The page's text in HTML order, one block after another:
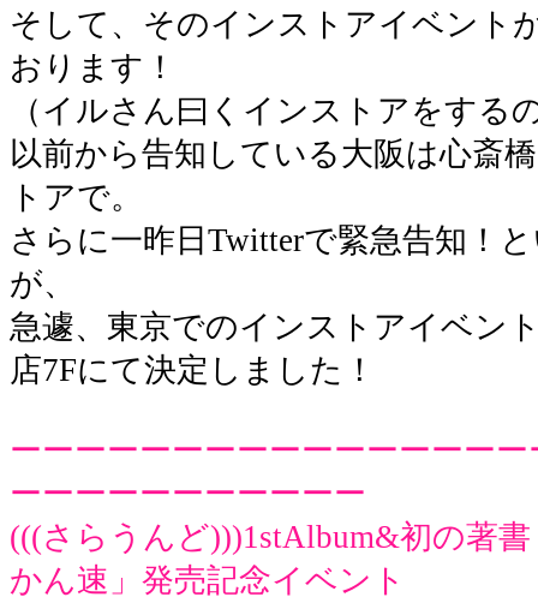
そして、そのインストアイベント
おります！
（イルさん曰くインストアをする
以前から告知している大阪は心斎
トアで。
さらに一昨日Twitterで緊急告知！
が、
急遽、東京でのインストアイベン
店7Fにて決定しました！
ーーーーーーーーーーーーーーー
ーーーーーーーーーーー
(((さらうんど)))1stAlbum&初の著
かん速」発売記念イベント